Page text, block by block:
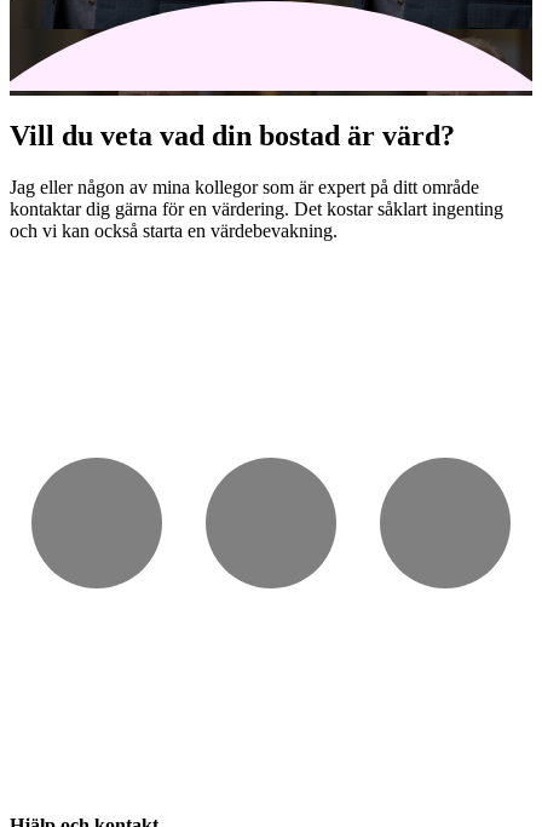
Vill du veta vad din bostad är värd?
Jag eller någon av mina kollegor som är expert på ditt område
kontaktar dig gärna för en värdering. Det kostar såklart ingenting
och vi kan också starta en värdebevakning.